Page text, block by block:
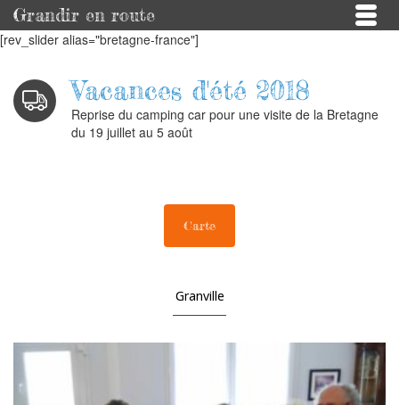
Grandir en route
[rev_slider alias="bretagne-france"]
Vacances d'été 2018
Reprise du camping car pour une visite de la Bretagne
du 19 juillet au 5 août
Carte
Granville